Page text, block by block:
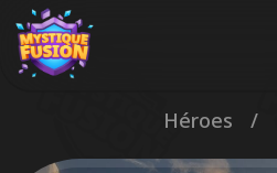
Héroes /